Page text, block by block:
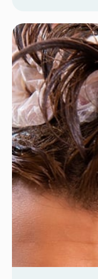
već ionako
uobičajena
gubitak kose
lokaliziran i
mentalno i
vama. Mnogi